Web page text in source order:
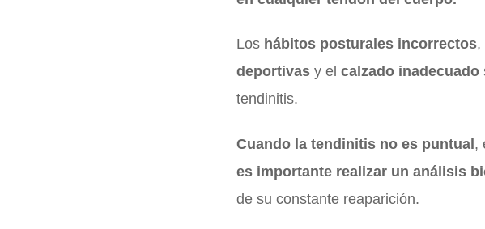
Los hábitos posturales incorrectos,
deportivas y el calzado inadecuado
tendinitis.
Cuando la tendinitis no es puntual,
es importante realizar un análisis
de su constante reaparición.